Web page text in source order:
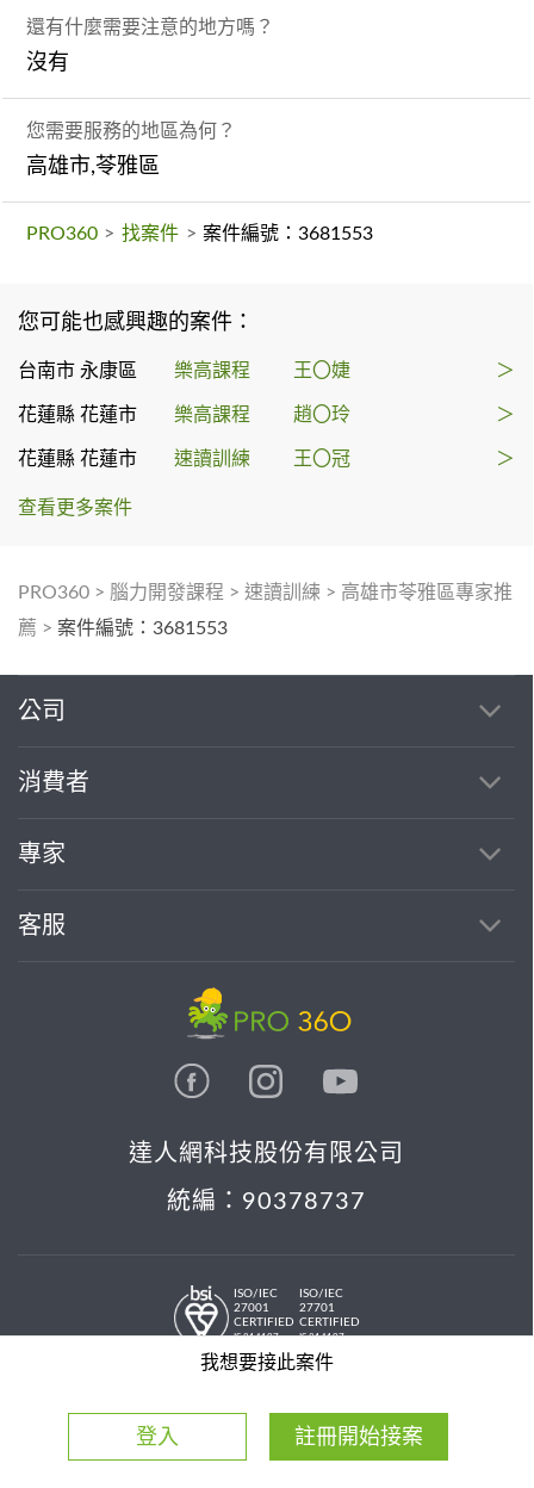
還有什麼需要注意的地方嗎？
沒有
您需要服務的地區為何？
高雄市,苓雅區
PRO360 > 找案件 > 案件編號：3681553
您可能也感興趣的案件：
台南市 永康區 樂高課程 王〇婕 ＞
花蓮縣 花蓮市 樂高課程 趙〇玲 ＞
花蓮縣 花蓮市 速讀訓練 王〇冠 ＞
查看更多案件
PRO360 > 腦力開發課程 > 速讀訓練 > 高雄市苓雅區專家推
薦 > 案件編號：3681553
我想要接此案件
登入 註冊開始接案
公司
消費者
專家
客服
達人網科技股份有限公司
統編：90378737
ISO/IEC
27001
CERTIFIED
IS 814197
ISO/IEC
27701
CERTIFIED
IS 814197
© 2026 PRO36O. All rights reserved.